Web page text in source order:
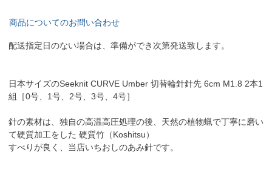
商品についてのお問い合わせ
配送指定日のない場合は、準備ができ次第発送致します。
日本サイズのSeeknit CURVE Umber 切替輪針針先 6cm M1.8 2本1
組［0号、1号、2号、3号、4号］
針の素材は、独自の高温高圧処理の後、天然の植物蝋で丁寧に磨い
て硬質加工をした 硬質竹（Koshitsu）
すべりが良く、当店いちおしのあみ針です。